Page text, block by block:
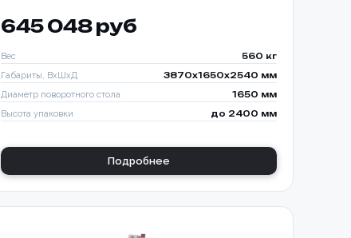
645 048 руб
Вес 560 кг
Габариты, ВхШхД 3870х1650х2540 мм
Диаметр поворотного стола 1650 мм
Высота упаковки до 2400 мм
Подробнее